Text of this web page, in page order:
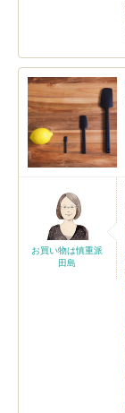
お買い物は慎重派
田島